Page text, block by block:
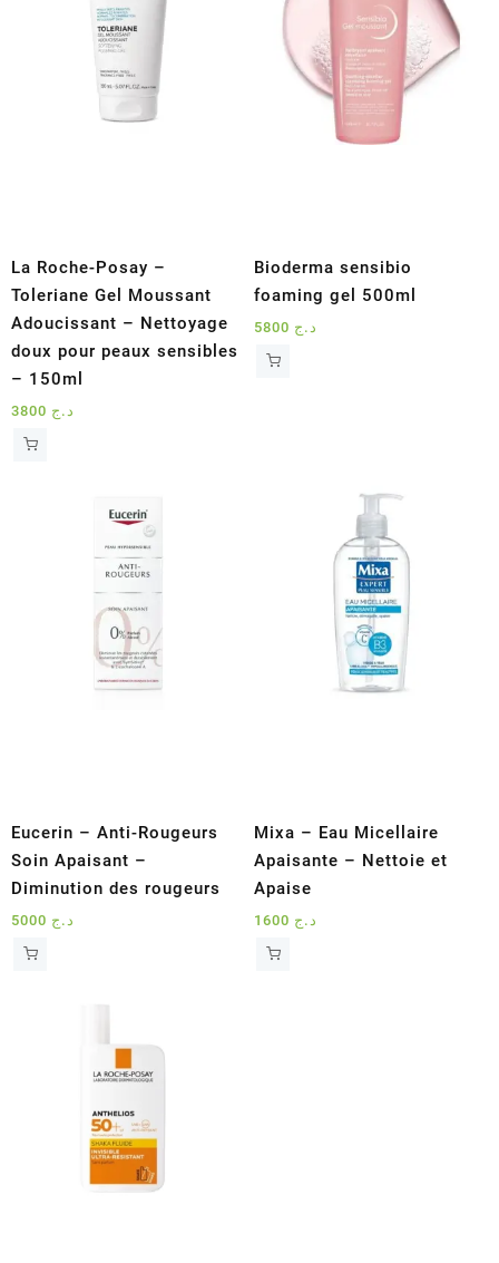
La Roche-Posay –
Toleriane Gel Moussant
Adoucissant – Nettoyage
doux pour peaux sensibles
– 150ml
د.ج
Bioderma sensibio
foaming gel 500ml
د.ج
Eucerin – Anti-Rougeurs
Soin Apaisant –
Diminution des rougeurs
د.ج
Mixa – Eau Micellaire
Apaisante – Nettoie et
Apaise
د.ج